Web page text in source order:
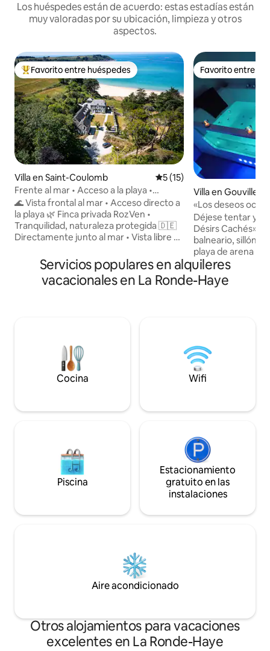
Los huéspedes están de acuerdo: estas estadías están
muy valoradas por su ubicación, limpieza y otros
aspectos.
Favorito entre huéspedes preferido
Favorito entre huéspedes
Villa en Saint-Coulomb Calificación promedio: 5 de
5 (15)
Frente al mar • Acceso a la playa •
Tranquilidad • Terminal gratuita
🌊 Vista frontal al mar • Acceso directo a
la playa 🌿 Finca privada RozVen •
Tranquilidad, naturaleza protegida 🇩🇪
Directamente junto al mar • Vista libre al
>1 Gb/s 🔌 Recarga gratuita de 22 kW
para vehículo eléctrico 🍼 Kit para
bebé•Viaje sencillo 🍽 Marisco (3★–
Posibilidad de alojamiento en las casas de
la aldea ⛳ Golf de Dinard • 💆‍♀️ Termas de
Favorito entre
Favorito entre
Villa en Gouville-
«Los deseos
tantra en la playa
Déjese tentar y
Désirs Cachés»
balneario, sillón
playa de arena
trata de una casa
107 m² con
300 m de los
inusuales.
lugar
momento
Servicios populares en alquileres
vacacionales en La Ronde-Haye
Cocina Wifi
Piscina
Estacionamiento
gratuito en las
instalaciones
Aire acondicionado
Otros alojamientos para vacaciones
excelentes en La Ronde-Haye